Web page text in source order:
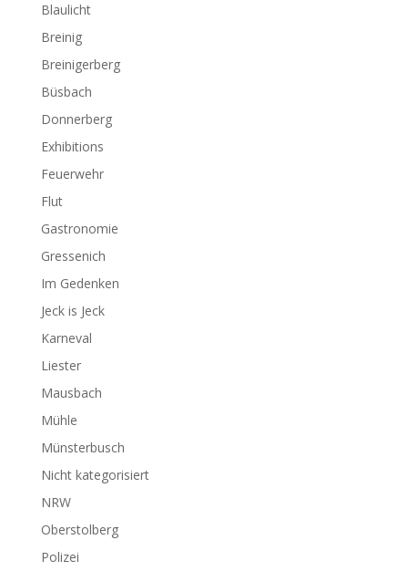
Blaulicht
Breinig
Breinigerberg
Büsbach
Donnerberg
Exhibitions
Feuerwehr
Flut
Gastronomie
Gressenich
Im Gedenken
Jeck is Jeck
Karneval
Liester
Mausbach
Mühle
Münsterbusch
Nicht kategorisiert
NRW
Oberstolberg
Polizei